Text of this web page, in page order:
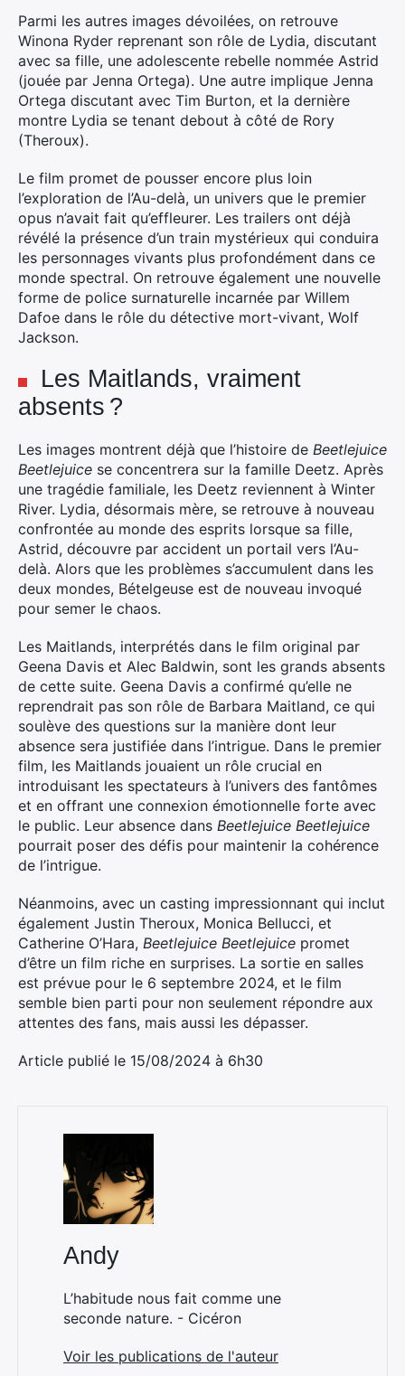
Parmi les autres images dévoilées, on retrouve
Winona Ryder reprenant son rôle de Lydia, discutant
avec sa fille, une adolescente rebelle nommée Astrid
(jouée par Jenna Ortega). Une autre implique Jenna
Ortega discutant avec Tim Burton, et la dernière
montre Lydia se tenant debout à côté de Rory
(Theroux).
Le film promet de pousser encore plus loin
l’exploration de l’Au-delà, un univers que le premier
opus n’avait fait qu’effleurer. Les trailers ont déjà
révélé la présence d’un train mystérieux qui conduira
les personnages vivants plus profondément dans ce
monde spectral. On retrouve également une nouvelle
forme de police surnaturelle incarnée par Willem
Dafoe dans le rôle du détective mort-vivant, Wolf
Jackson.
Les Maitlands, vraiment
absents ?
Les images montrent déjà que l’histoire de Beetlejuice
Beetlejuice se concentrera sur la famille Deetz. Après
une tragédie familiale, les Deetz reviennent à Winter
River. Lydia, désormais mère, se retrouve à nouveau
confrontée au monde des esprits lorsque sa fille,
Astrid, découvre par accident un portail vers l’Au-
delà. Alors que les problèmes s’accumulent dans les
deux mondes, Bételgeuse est de nouveau invoqué
pour semer le chaos.
Les Maitlands, interprétés dans le film original par
Geena Davis et Alec Baldwin, sont les grands absents
de cette suite. Geena Davis a confirmé qu’elle ne
reprendrait pas son rôle de Barbara Maitland, ce qui
soulève des questions sur la manière dont leur
absence sera justifiée dans l’intrigue. Dans le premier
film, les Maitlands jouaient un rôle crucial en
introduisant les spectateurs à l’univers des fantômes
et en offrant une connexion émotionnelle forte avec
le public. Leur absence dans Beetlejuice Beetlejuice
pourrait poser des défis pour maintenir la cohérence
de l’intrigue.
Néanmoins, avec un casting impressionnant qui inclut
également Justin Theroux, Monica Bellucci, et
Catherine O’Hara, Beetlejuice Beetlejuice promet
d’être un film riche en surprises. La sortie en salles
est prévue pour le 6 septembre 2024, et le film
semble bien parti pour non seulement répondre aux
attentes des fans, mais aussi les dépasser.
Article publié le 15/08/2024 à 6h30
Andy
L’habitude nous fait comme une
seconde nature. - Cicéron
Voir les publications de l'auteur
×